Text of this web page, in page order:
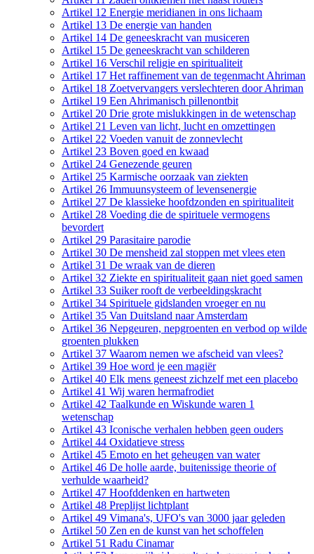
Artikel 12 Energie meridianen in ons lichaam
Artikel 13 De energie van handen
Artikel 14 De geneeskracht van musiceren
Artikel 15 De geneeskracht van schilderen
Artikel 16 Verschil religie en spiritualiteit
Artikel 17 Het raffinement van de tegenmacht Ahriman
Artikel 18 Zoetvervangers verslechteren door Ahriman
Artikel 19 Een Ahrimanisch pillenontbit
Artikel 20 Drie grote mislukkingen in de wetenschap
Artikel 21 Leven van licht, lucht en omzettingen
Artikel 22 Voeden vanuit de zonnevlecht
Artikel 23 Boven goed en kwaad
Artikel 24 Genezende geuren
Artikel 25 Karmische oorzaak van ziekten
Artikel 26 Immuunsysteem of levensenergie
Artikel 27 De klassieke hoofdzonden en spiritualiteit
Artikel 28 Voeding die de spirituele vermogens
bevordert
Artikel 29 Parasitaire parodie
Artikel 30 De mensheid zal stoppen met vlees eten
Artikel 31 De wraak van de dieren
Artikel 32 Ziekte en spiritualiteit gaan niet goed samen
Artikel 33 Suiker rooft de verbeeldingskracht
Artikel 34 Spirituele gidslanden vroeger en nu
Artikel 35 Van Duitsland naar Amsterdam
Artikel 36 Nepgeuren, nepgroenten en verbod op wilde
groenten plukken
Artikel 37 Waarom nemen we afscheid van vlees?
Artikel 39 Hoe word je een magiër
Artikel 40 Elk mens geneest zichzelf met een placebo
Artikel 41 Wij waren hermafrodiet
Artikel 42 Taalkunde en Wiskunde waren 1
wetenschap
Artikel 43 Iconische verhalen hebben geen ouders
Artikel 44 Oxidatieve stress
Artikel 45 Emoto en het geheugen van water
Artikel 46 De holle aarde, buitenissige theorie of
verhulde waarheid?
Artikel 47 Hoofddenken en hartweten
Artikel 48 Preplijst lichtplant
Artikel 49 Vimana's, UFO's van 3000 jaar geleden
Artikel 50 Zen en de kunst van het schoffelen
Artikel 51 Radu Cinamar